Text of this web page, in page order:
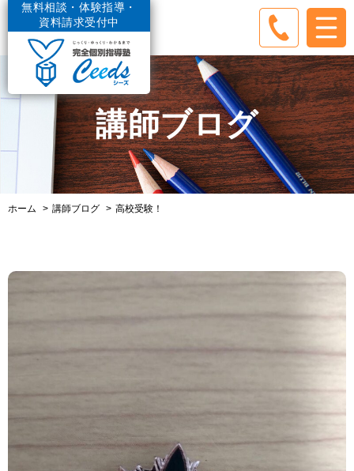
無料相談・体験指導・
資料請求受付中
講師ブログ
ホーム 講師ブログ 高校受験！